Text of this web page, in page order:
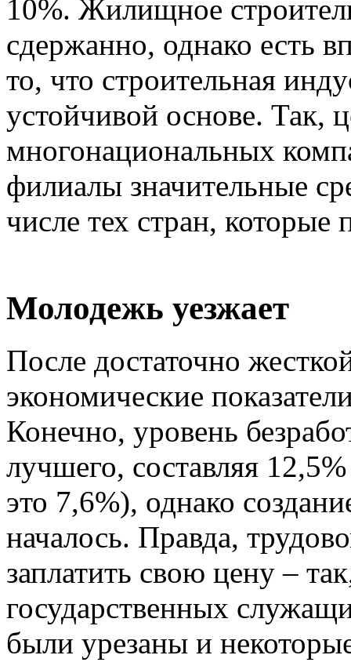
10%. Жилищное
сдержанно, однако есть
то, что строительная
устойчивой основе. Так,
многонациональных
филиалы значительные
числе тех стран, которые
Молодежь уезжает
После достаточно
экономические
Конечно, уровень
лучшего, составляя
это 7,6%), однако
началось. Правда,
заплатить свою цену –
государственных
были урезаны и